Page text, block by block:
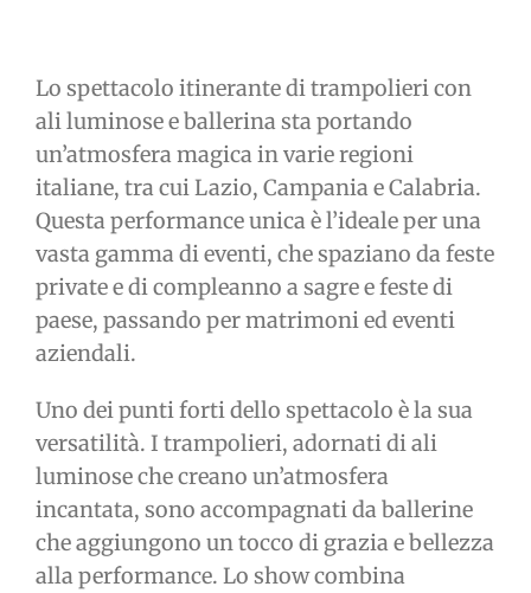
Lo spettacolo itinerante di trampolieri con
ali luminose e ballerina sta portando
un’atmosfera magica in varie regioni
italiane, tra cui Lazio, Campania e Calabria.
Questa performance unica è l’ideale per una
vasta gamma di eventi, che spaziano da feste
private e di compleanno a sagre e feste di
paese, passando per matrimoni ed eventi
aziendali.
Uno dei punti forti dello spettacolo è la sua
versatilità. I trampolieri, adornati di ali
luminose che creano un’atmosfera
incantata, sono accompagnati da ballerine
che aggiungono un tocco di grazia e bellezza
alla performance. Lo show combina